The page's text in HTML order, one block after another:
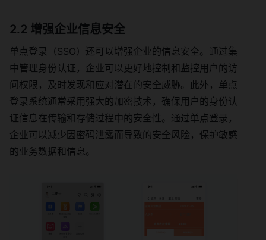
2.2 增强企业信息安全
单点登录（SSO）还可以增强企业的信息安全。通过集
中管理身份认证，企业可以更好地控制和监控用户的访
问权限，及时发现和应对潜在的安全威胁。此外，单点
登录系统通常采用强大的加密技术，确保用户的身份认
证信息在传输和存储过程中的安全性。通过单点登录，
企业可以减少因密码泄露而导致的安全风险，保护敏感
的业务数据和信息。